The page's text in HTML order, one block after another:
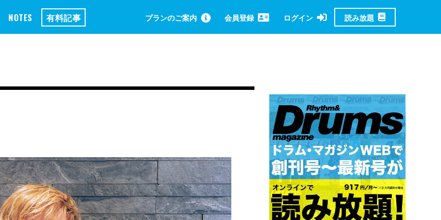
NOTES 有料記事 プランのご案内 会員登録 ログイン 読み放題